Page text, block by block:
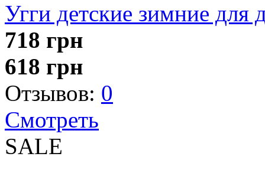
Угги детские зимние для
718 грн
618 грн
Отзывов: 0
Смотреть
SALE